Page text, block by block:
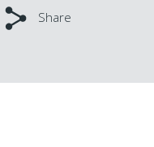
Share